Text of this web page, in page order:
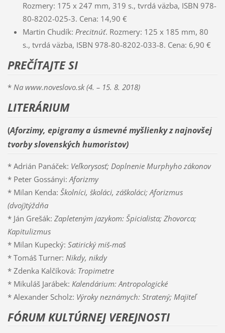
Rozmery: 175 x 247 mm, 319 s., tvrdá väzba, ISBN 978-
80-8202-025-3. Cena: 14,90 €
Martin Chudík: Precitnúť. Rozmery: 125 x 185 mm, 80
s., tvrdá väzba, ISBN 978-80-8202-033-8. Cena: 6,90 €
PREČÍTAJTE SI
* Na www.noveslovo.sk (4. – 15. 8. 2018)
LITERÁRIUM
(Aforzimy, epigramy a úsmevné myšlienky z najnovšej
tvorby slovenských humoristov)
* Adrián Panáček: Veľkorysosť; Doplnenie Murphyho zákonov
* Peter Gossányi: Aforizmy
* Milan Kenda: Školníci, školáci, záškoláci; Aforizmus
(dvoj)týždňa
* Ján Grešák: Zapleteným jazykom: Špicialista; Zhovorca;
Kapitulizmus
* Milan Kupecký: Satirický miš-maš
* Tomáš Turner: Nikdy, nikdy
* Zdenka Kalčíková: Tropimetre
* Mikuláš Jarábek: Kalendárium: Antropologické
* Alexander Scholz: Výroky neznámych: Stratený; Majiteľ
FÓRUM KULTÚRNEJ VEREJNOSTI